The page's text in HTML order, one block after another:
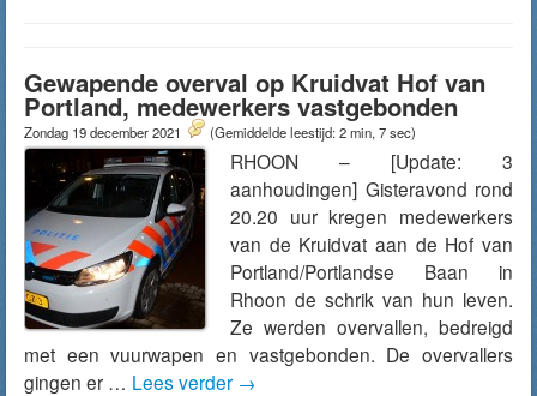
Gewapende overval op Kruidvat Hof van
Portland, medewerkers vastgebonden
Zondag 19 december 2021 (Gemiddelde leestijd: 2 min, 7 sec)
RHOON – [Update: 3
aanhoudingen] Gisteravond rond
20.20 uur kregen medewerkers
van de Kruidvat aan de Hof van
Portland/Portlandse Baan in
Rhoon de schrik van hun leven.
Ze werden overvallen, bedreigd
met een vuurwapen en vastgebonden. De overvallers
gingen er … Lees verder →